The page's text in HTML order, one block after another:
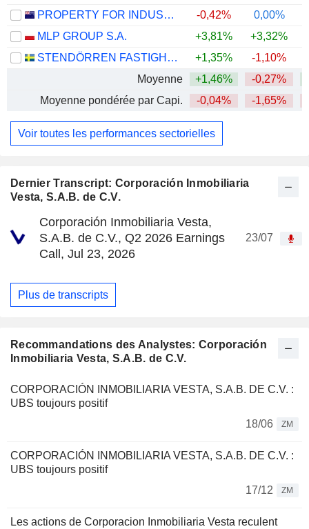
Dernier Transcript: Corporación Inmobiliaria
Vesta, S.A.B. de C.V.
Corporación Inmobiliaria Vesta,
S.A.B. de C.V., Q2 2026 Earnings
Call, Jul 23, 2026
23/07
Plus de transcripts
Recommandations des Analystes: Corporación
Inmobiliaria Vesta, S.A.B. de C.V.
CORPORACIÓN INMOBILIARIA VESTA, S.A.B. DE C.V. :
UBS toujours positif
18/06
ZM
CORPORACIÓN INMOBILIARIA VESTA, S.A.B. DE C.V. :
UBS toujours positif
17/12
ZM
Les actions de Corporacion Inmobiliaria Vesta reculent
PROPERTY FOR INDUSTRY LIMITED
-0,42% 0,00%
MLP GROUP S.A.
+3,81% +3,32%
STENDÖRREN FASTIGHETER
+1,35% -1,10%
Moyenne
+1,46% -0,27%
Moyenne pondérée par Capi.
-0,04% -1,65%
Voir toutes les performances sectorielles